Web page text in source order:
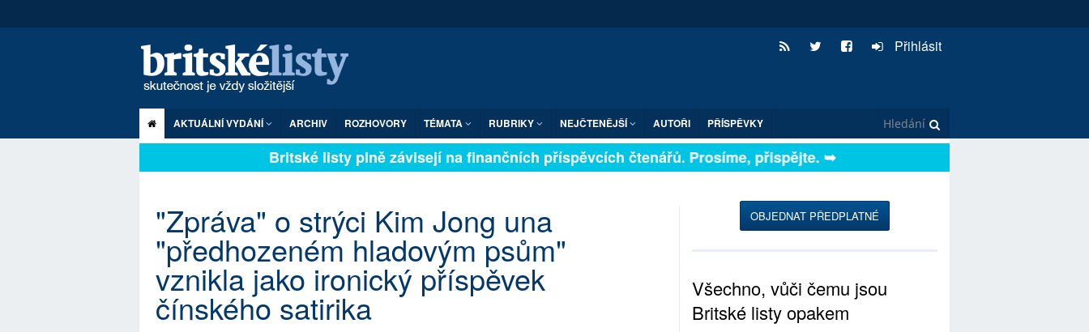
Přihlásit
AKTUÁLNÍ VYDÁNÍ ARCHIV ROZHOVORY TÉMATA RUBRIKY NEJČTENĚJŠÍ AUTOŘI PŘÍSPĚVKY
Britské listy plně závisejí na finančních příspěvcích čtenářů. Prosíme, přispějte. ➥
"Zpráva" o strýci Kim Jong una
"předhozeném hladovým psům"
vznikla jako ironický příspěvek
čínského satirika
OBJEDNAT PŘEDPLATNÉ
Všechno, vůči čemu jsou
Britské listy opakem